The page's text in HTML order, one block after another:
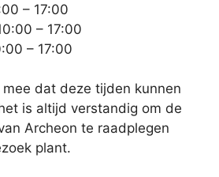
– 17:00
– 17:00
– 17:00
dat deze tijden kunnen
is altijd verstandig om de
Archeon te raadplegen
plant.